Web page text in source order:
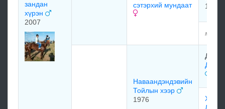
зандан
хүрэн
2007
сэтэрхий мундаат
1970
Наваандэндэвийн
Тойлын хээр
1976